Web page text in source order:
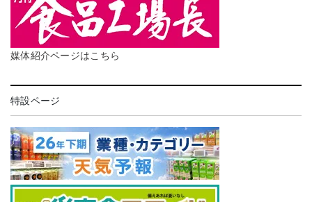
媒体紹介ページはこちら
特設ページ